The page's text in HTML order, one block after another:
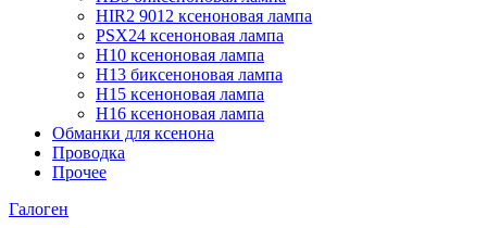
HIR2 9012 ксеноновая лампа
PSX24 ксеноновая лампа
H10 ксеноновая лампа
H13 биксеноновая лампа
H15 ксеноновая лампа
H16 ксеноновая лампа
Обманки для ксенона
Проводка
Прочее
Галоген